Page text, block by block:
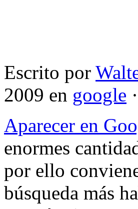
Escrito por
2009 en google ·
Aparecer en
enormes
por ello
búsqueda más